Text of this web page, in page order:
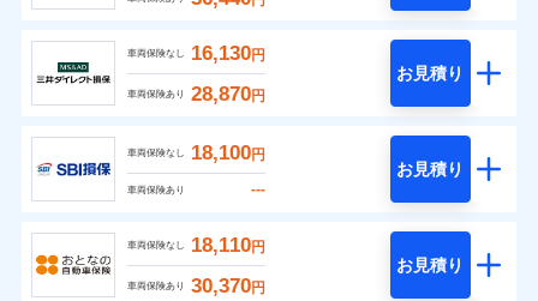
車両保険なし 16,130円
車両保険あり 28,870円
お見積り
車両保険なし 18,100円
車両保険あり ---
お見積り
車両保険なし 18,110円
車両保険あり 30,370円
お見積り